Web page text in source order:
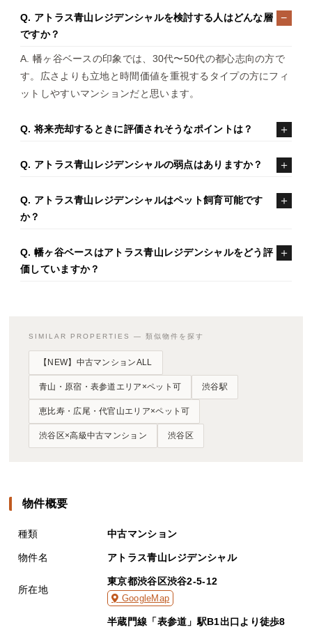
Q. アトラス青山レジデンシャルを検討する人はどんな層
ですか？
A. 幡ヶ谷ベースの印象では、30代〜50代の都心志向の方で
す。広さよりも立地と時間価値を重視するタイプの方にフィ
ットしやすいマンションだと思います。
Q. 将来売却するときに評価されそうなポイントは？
Q. アトラス青山レジデンシャルの弱点はありますか？
Q. アトラス青山レジデンシャルはペット飼育可能です
か？
Q. 幡ヶ谷ベースはアトラス青山レジデンシャルをどう評
価していますか？
SIMILAR PROPERTIES — 類似物件を探す
【NEW】中古マンションALL
青山・原宿・表参道エリア×ペット可 渋谷駅
恵比寿・広尾・代官山エリア×ペット可
渋谷区×高級中古マンション 渋谷区
物件概要
種類 中古マンション
物件名 アトラス青山レジデンシャル
所在地
東京都渋谷区渋谷2-5-12
GoogleMap
半蔵門線「表参道」駅B1出口より徒歩8